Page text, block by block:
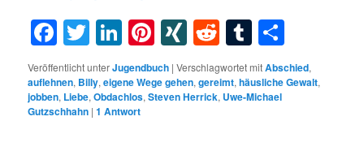
Facebook
Twitter
LinkedIn
Pinterest
XINGRedditTumblr
Veröffentlicht unterJugendbuch |Verschlagwortet mitAbschied,
auflehnen, Billy,eigene Wege gehen,gereimt,häusliche Gewalt,
jobben, Liebe,Obdachlos,Steven Herrick, Uwe-Michael
Gutzschhahn |1 Antwort